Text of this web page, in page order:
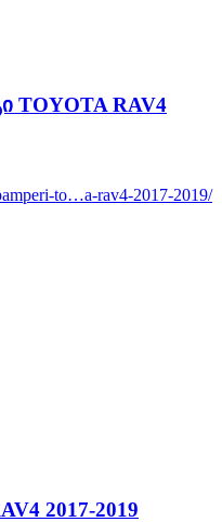
TOYOTA RAV4
2017-2019